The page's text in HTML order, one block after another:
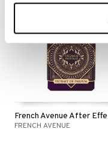
FRENCH AVENUE